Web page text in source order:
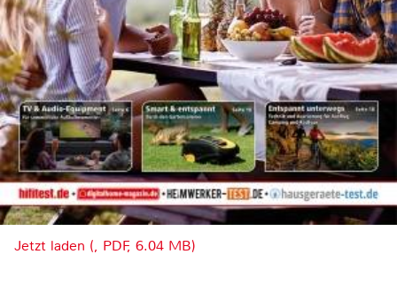
Jetzt laden (, PDF, 6.04 MB)